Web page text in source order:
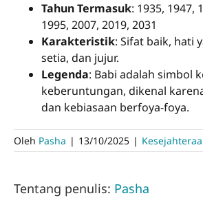
Tahun Termasuk: 1935, 1947,
1995, 2007, 2019, 2031
Karakteristik: Sifat baik, hati
setia, dan jujur.
Legenda: Babi adalah simbol
keberuntungan, dikenal
dan kebiasaan berfoya-foya.
Oleh Pasha | 13/10/2025 |
Tentang penulis: Pasha